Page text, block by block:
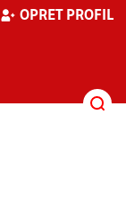
OPRET PROFIL